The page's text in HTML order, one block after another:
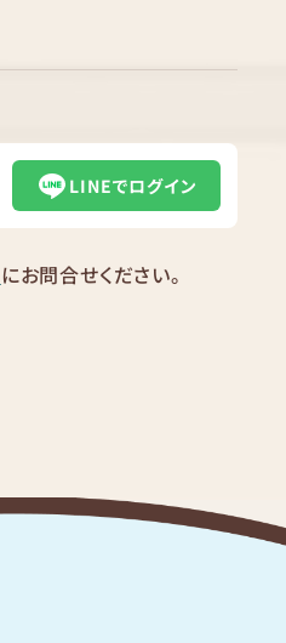
LINEでログイン
にお問合せください。